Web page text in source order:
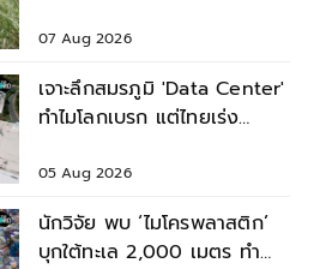
07 Aug 2026
เจาะลึกสมรภูมิ 'Data Center'
ทำไมโลกเบรก แต่ไทยเร่ง
05 Aug 2026
นักวิจัย พบ ‘ไมโครพลาสติก’
บุกใต้ทะเล 2,000 เมตร ทำ